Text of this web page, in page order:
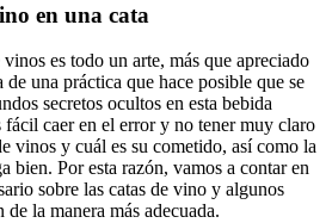
en una cata
es todo un arte, más que apreciado
una práctica que hace posible que se
secretos ocultos en esta bebida
caer en el error y no tener muy claro
vinos y cuál es su cometido, así como la
bien. Por esta razón, vamos a contar en
sobre las catas de vino y algunos
la manera más adecuada.